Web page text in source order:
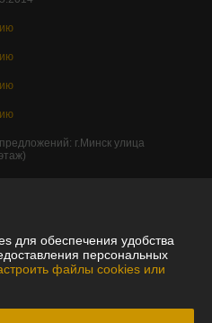
г.Минск улица
для обеспечения удобства
персональных
файлы cookies или